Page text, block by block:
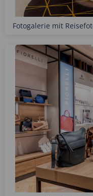
Fotogalerie mit